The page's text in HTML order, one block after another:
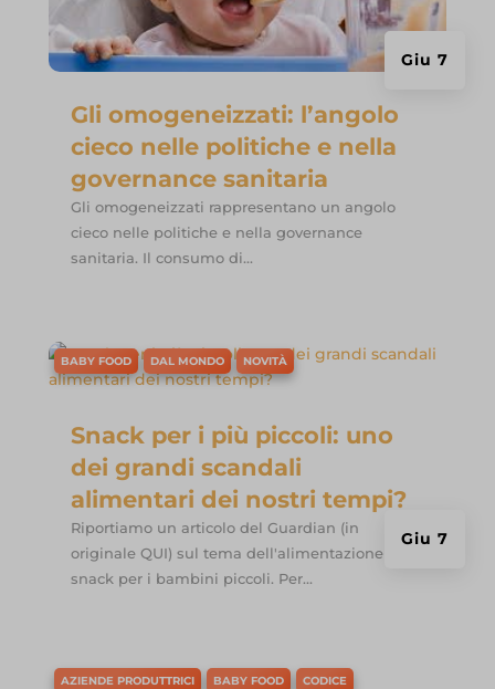
Gli omogeneizzati: l’angolo
cieco nelle politiche e nella
governance sanitaria
Giu 7
Gli omogeneizzati rappresentano un angolo
cieco nelle politiche e nella governance
sanitaria. Il consumo di...
Snack per i più piccoli: uno
dei grandi scandali
alimentari dei nostri tempi?
Giu 7
BABY FOOD DAL MONDO NOVITÀ
Riportiamo un articolo del Guardian (in
originale QUI) sul tema dell'alimentazione e
snack per i bambini piccoli. Per...
AZIENDE PRODUTTRICI BABY FOOD CODICE